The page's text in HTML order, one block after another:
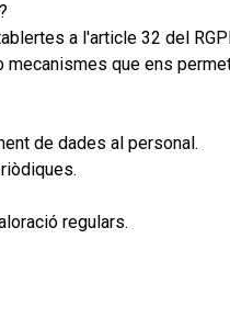
a l'article 32 del
mecanismes que ens
de dades al personal.
regulars.